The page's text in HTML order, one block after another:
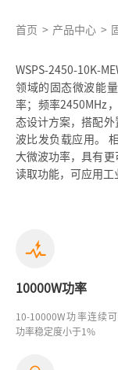
首页 > 产品中心 >
WSPS-2450-10K-
领域的固态微波能
率；频率2450MHz
态设计方案，搭配
波比发负载应用。
大微波功率，具有
读取功能，可应用工
10000W功率
10-10000W功率连续
功率稳定度小于1%